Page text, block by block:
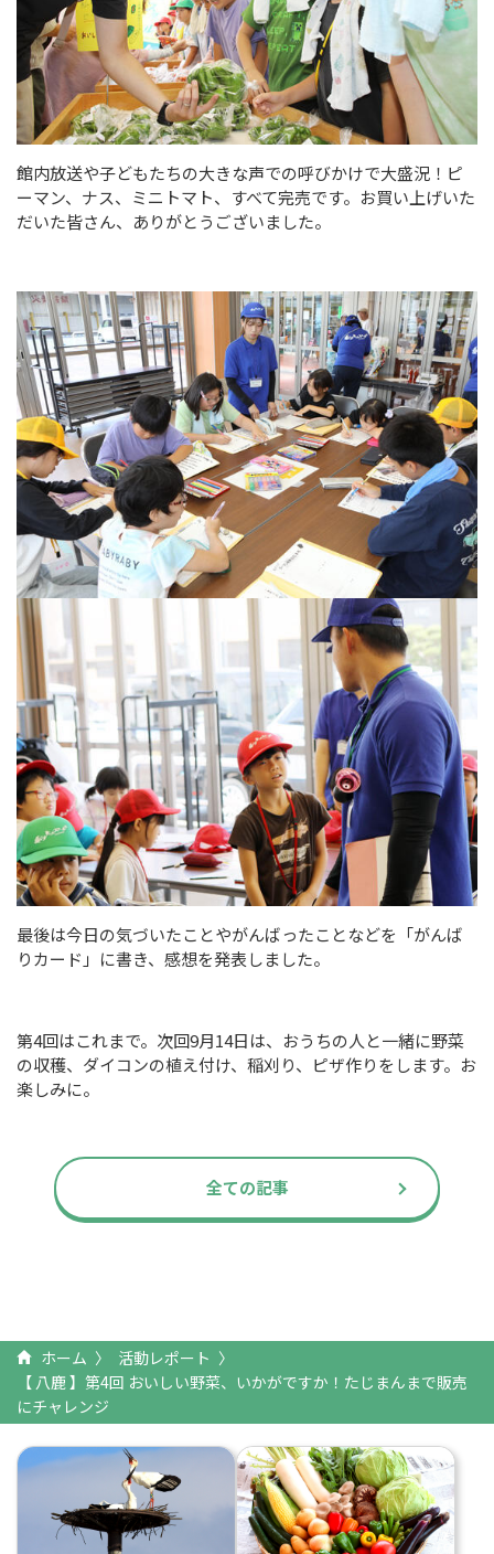
館内放送や子どもたちの大きな声での呼びかけで大盛況！ピ
ーマン、ナス、ミニトマト、すべて完売です。お買い上げいた
だいた皆さん、ありがとうございました。
最後は今日の気づいたことやがんばったことなどを「がんば
りカード」に書き、感想を発表しました。
第4回はこれまで。次回9月14日は、おうちの人と一緒に野菜
の収穫、ダイコンの植え付け、稲刈り、ピザ作りをします。お
楽しみに。
全ての記事
ホーム
活動レポート
【 八鹿 】第4回 おいしい野菜、いかがですか！たじまんまで販売
にチャレンジ